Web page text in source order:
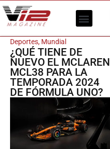
Deportes, Mundial
¿QUÉ TIENE DE
NUEVO EL MCLAREN
MCL38 PARA LA
TEMPORADA 2024
DE FÓRMULA UNO?